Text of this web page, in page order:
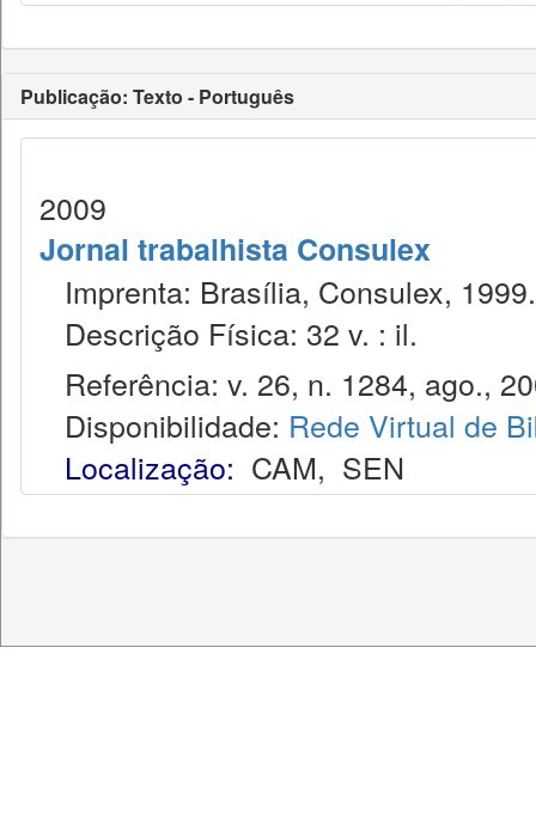
Publicação: Texto - Português
2009
Jornal trabalhista Consulex
Imprenta: Brasília, Consulex, 1999.
Descrição Física: 32 v. : il.
Referência: v. 26, n. 1284, ago.,
Disponibilidade: Rede Virtual de
Localização: CAM, SEN